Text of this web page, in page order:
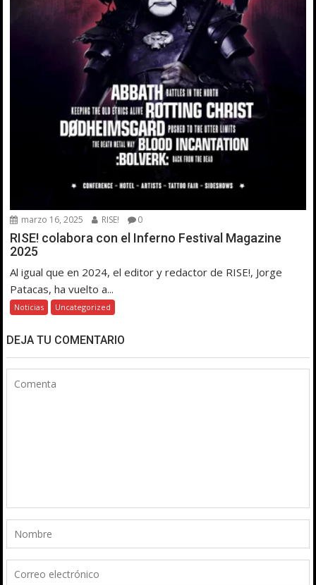
marzo 16, 2025 RISE! 0
RISE! colabora con el Inferno Festival Magazine
2025
Al igual que en 2024, el editor y redactor de RISE!, Jorge
Patacas, ha vuelto a...
Noticias Uncategorized
DEJA TU COMENTARIO